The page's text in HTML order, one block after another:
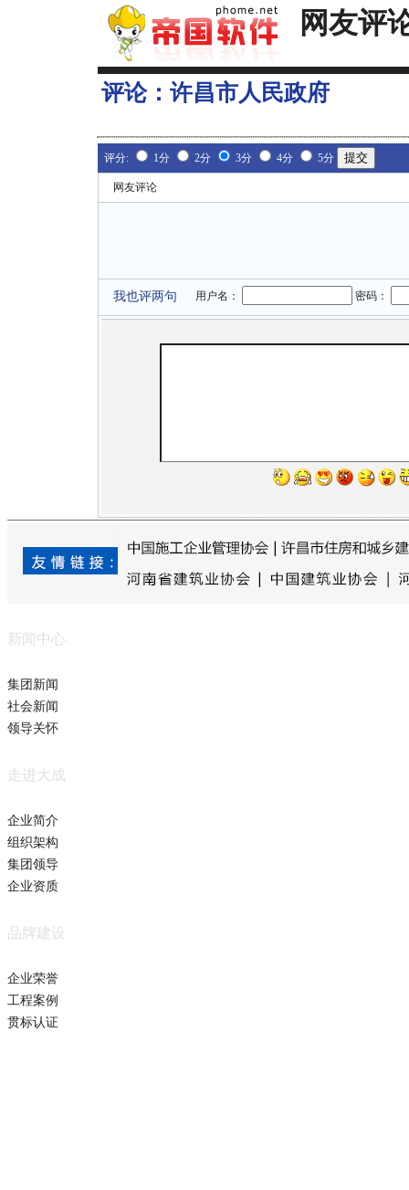
网友评
评论： 许昌市人民政府
评分: 1分 2分 3分 4分 5分
网友评论
我也评两句 用户名： 密码：
新闻中心
集团新闻
社会新闻
领导关怀
走进大成
企业简介
组织架构
集团领导
企业资质
品牌建设
企业荣誉
工程案例
贯标认证